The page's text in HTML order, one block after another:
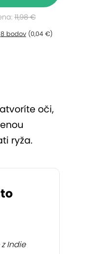
11,98 €
8 bodov(0,04 €)
oči,
ryža.
Indie